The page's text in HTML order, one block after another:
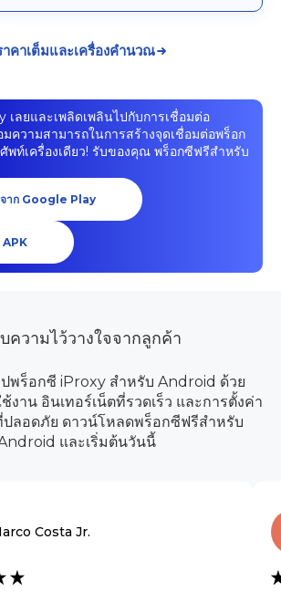
าคาเต็มและเครื่องคำนวณ
เลยและเพลิดเพลินไปกับการเชื่อมต่อ
มความสามารถในการสร้างจุดเชื่อมต่อพร็อก
พท์เครื่องเดียว! รับของคุณ พร็อกซีฟรีสำหรับ
าก Google Play
APK
ความไว้วางใจจากลูกค้า
พร็อกซี iProxy สำหรับ Android ด้วย
งาน อินเทอร์เน็ตที่รวดเร็ว และการตั้งค่า
ลอดภัย ดาวน์โหลดพร็อกซีฟรีสำหรับ
และเริ่มต้นวันนี้
Costa Jr.